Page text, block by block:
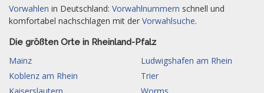
Vorwahlen in Deutschland: Vorwahlnummern schnell und
komfortabel nachschlagen mit der Vorwahlsuche.
Die größten Orte in Rheinland-Pfalz
Mainz
Ludwigshafen am Rhein
Koblenz am Rhein
Trier